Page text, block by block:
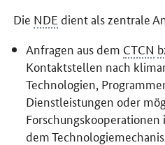
Die NDE dient als zentrale
Anfragen aus dem CTCN
Kontaktstellen nach
Technologien,
Dienstleistungen oder
dem